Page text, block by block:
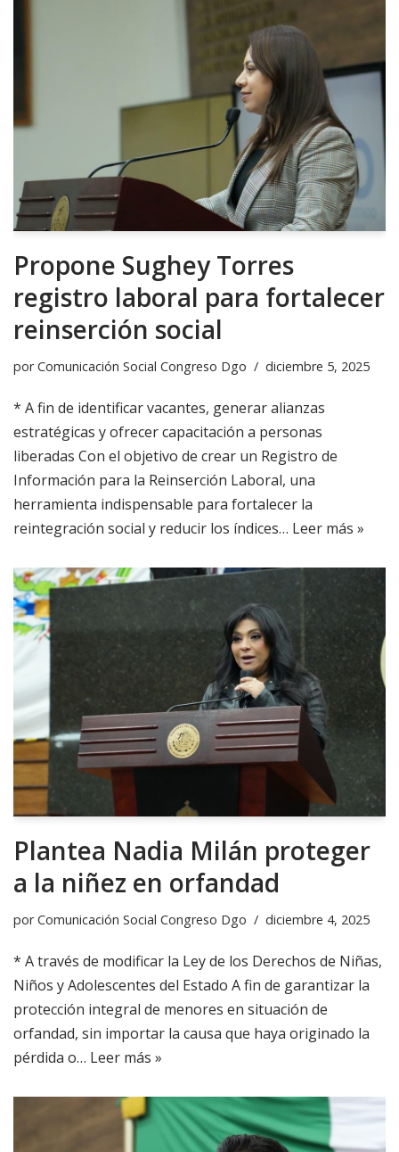
Propone Sughey Torres
registro laboral para fortalecer
reinserción social
porComunicación Social Congreso Dgo diciembre 5, 2025
* A fin de identificar vacantes, generar alianzas
estratégicas y ofrecer capacitación a personas
liberadas Con el objetivo de crear un Registro de
Información para la Reinserción Laboral, una
herramienta indispensable para fortalecer la
reintegración social y reducir los índices… Leer más »
Plantea Nadia Milán proteger
a la niñez en orfandad
porComunicación Social Congreso Dgo diciembre 4, 2025
* A través de modificar la Ley de los Derechos de Niñas,
Niños y Adolescentes del Estado A fin de garantizar la
protección integral de menores en situación de
orfandad, sin importar la causa que haya originado la
pérdida o… Leer más »